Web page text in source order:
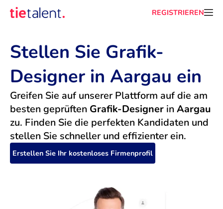
REGISTRIEREN
Stellen Sie Grafik-
Designer in Aargau ein
Greifen Sie auf unserer Plattform auf die am
besten geprüften Grafik-Designer in Aargau
zu. Finden Sie die perfekten Kandidaten und
stellen Sie schneller und effizienter ein.
Erstellen Sie Ihr kostenloses Firmenprofil